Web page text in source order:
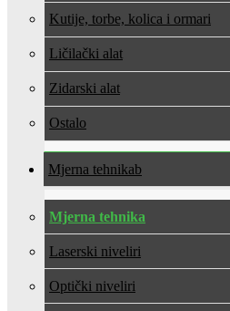
Kutije, torbe, kolica i ormari
Ličilački alat
Zidarski alat
Ostalo
Mjerna tehnika
Mjerna tehnika
Laserski niveliri
Optički niveliri